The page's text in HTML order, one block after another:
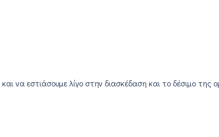
να εστιάσουμε λίγο στην διασκέδαση και το δέσιμο της